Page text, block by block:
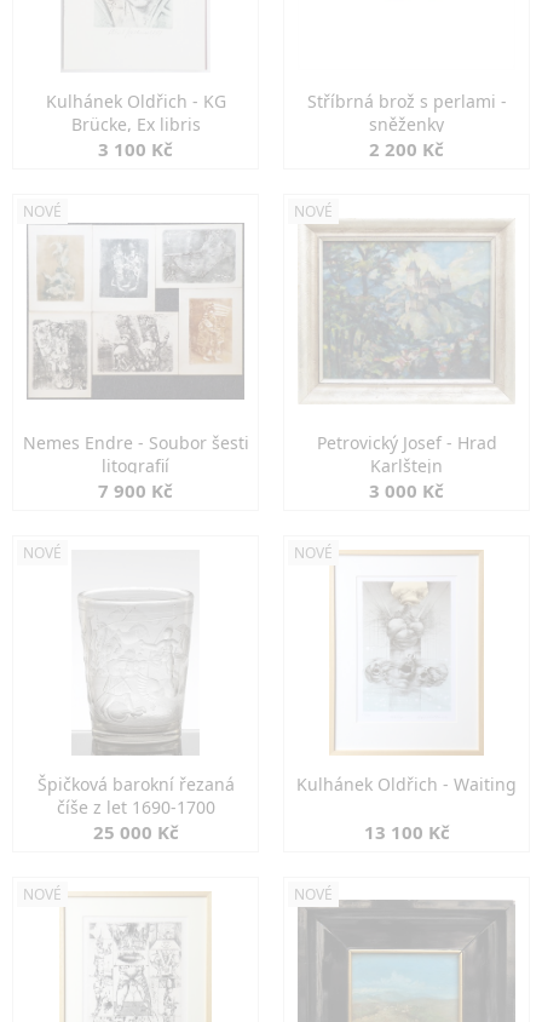
Kulhánek Oldřich - KG
Brücke, Ex libris
3 100 Kč
Stříbrná brož s perlami -
sněženky
2 200 Kč
NOVÉ
Nemes Endre - Soubor šesti
litografií
7 900 Kč
NOVÉ
Petrovický Josef - Hrad
Karlštejn
3 000 Kč
NOVÉ
Špičková barokní řezaná
číše z let 1690-1700
25 000 Kč
NOVÉ
Kulhánek Oldřich - Waiting
13 100 Kč
NOVÉ NOVÉ